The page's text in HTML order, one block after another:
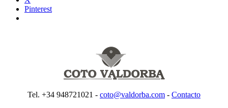
Pinterest
Tel. +34 948721021 - coto@valdorba.com - Contacto